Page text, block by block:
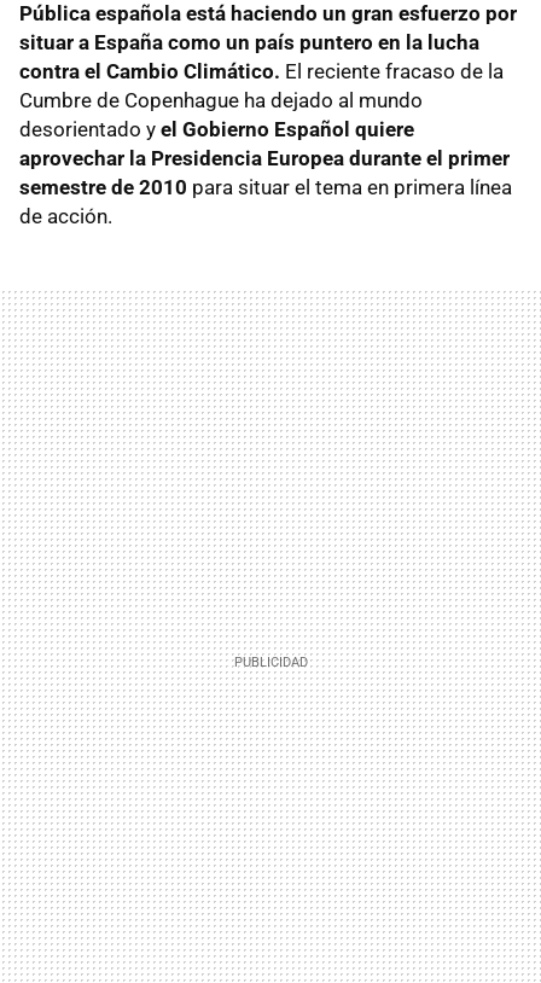
Pública española está haciendo un gran esfuerzo por
situar a España como un país puntero en la lucha
contra el Cambio Climático. El reciente fracaso de la
Cumbre de Copenhague ha dejado al mundo
desorientado y el Gobierno Español quiere
aprovechar la Presidencia Europea durante el primer
semestre de 2010 para situar el tema en primera línea
de acción.